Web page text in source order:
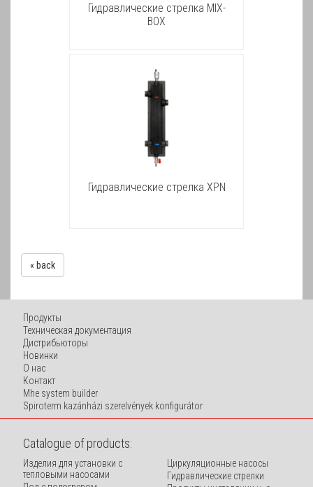
Гидравлические стрелкa MIX-
BOX
Гидравлические стрелкa XPN
« back
Продукты
Техническая документация
Дистрибьюторы
Новинки
O нас
Контакт
Mhe system builder
Spiroterm kazánházi szerelvények konfigurátor
Catalogue of products:
Изделия для установки с
тепловыми насосами
Циркуляционные насосы
Гидравлические стрелки